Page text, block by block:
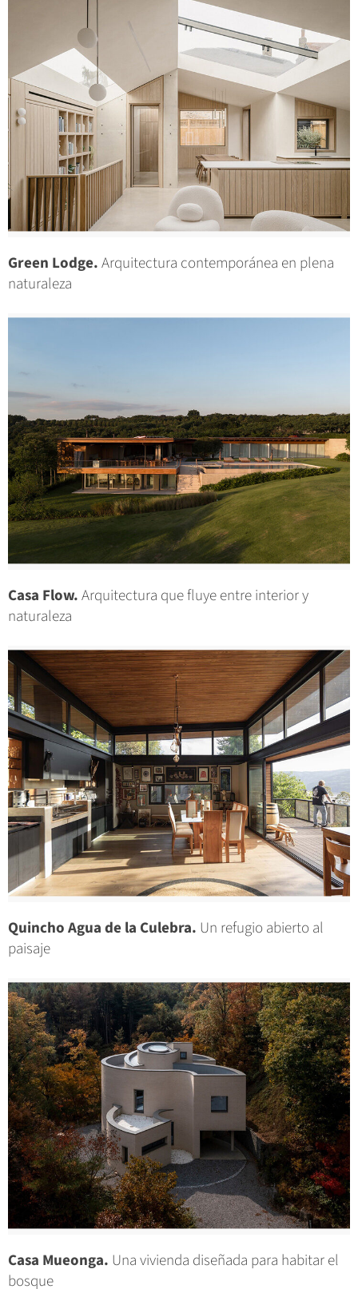
Green Lodge. Arquitectura contemporánea en plena
naturaleza
Casa Flow. Arquitectura que fluye entre interior y
naturaleza
Quincho Agua de la Culebra. Un refugio abierto al
paisaje
Casa Mueonga. Una vivienda diseñada para habitar el
bosque